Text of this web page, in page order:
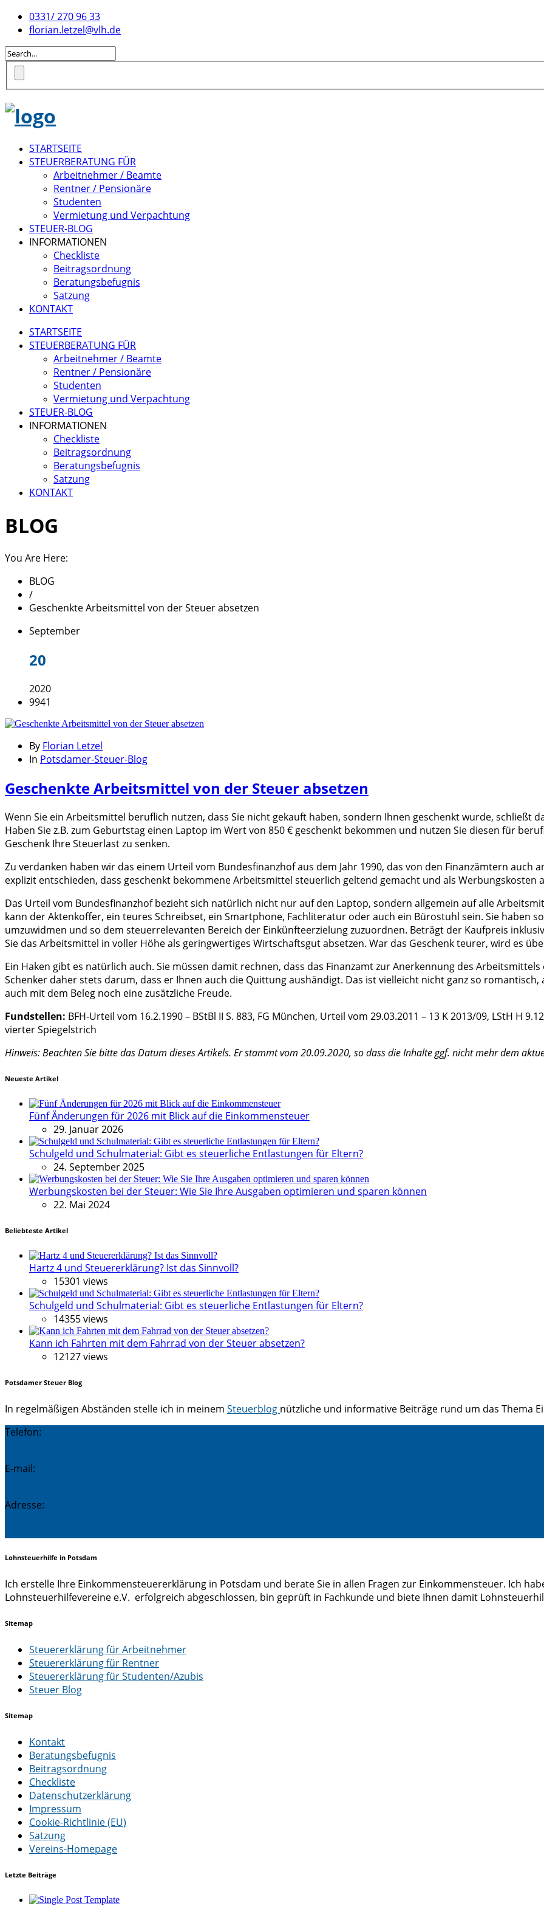
0331/ 270 96 33
florian.letzel@vlh.de
STARTSEITE
STEUERBERATUNG FÜR
Arbeitnehmer / Beamte
Rentner / Pensionäre
Studenten
Vermietung und Verpachtung
STEUER-BLOG
INFORMATIONEN
Checkliste
Beitragsordnung
Beratungsbefugnis
Satzung
KONTAKT
STARTSEITE
STEUERBERATUNG FÜR
Arbeitnehmer / Beamte
Rentner / Pensionäre
Studenten
Vermietung und Verpachtung
STEUER-BLOG
INFORMATIONEN
Checkliste
Beitragsordnung
Beratungsbefugnis
Satzung
KONTAKT
BLOG
You Are Here:
BLOG
/
Geschenkte Arbeitsmittel von der Steuer absetzen
September
20
2020
9941
By Florian Letzel
In Potsdamer-Steuer-Blog
Geschenkte Arbeitsmittel von der Steuer absetzen
Wenn Sie ein Arbeitsmittel beruflich nutzen, dass Sie nicht gekauft haben, sondern Ihnen geschenkt wurde, schließt
Haben Sie z.B. zum Geburtstag einen Laptop im Wert von 850 € geschenkt bekommen und nutzen Sie diesen für
Geschenk Ihre Steuerlast zu senken.
Zu verdanken haben wir das einem Urteil vom Bundesfinanzhof aus dem Jahr 1990, das von den Finanzämtern
explizit entschieden, dass geschenkt bekommene Arbeitsmittel steuerlich geltend gemacht und als Werbungskosten
Das Urteil vom Bundesfinanzhof bezieht sich natürlich nicht nur auf den Laptop, sondern allgemein auf alle
kann der Aktenkoffer, ein teures Schreibset, ein Smartphone, Fachliteratur oder auch ein Bürostuhl sein. Sie haben
umzuwidmen und so dem steuerrelevanten Bereich der Einkünfteerzielung zuzuordnen. Beträgt der Kaufpreis
Sie das Arbeitsmittel in voller Höhe als geringwertiges Wirtschaftsgut absetzen. War das Geschenk teurer, wird es
Ein Haken gibt es natürlich auch. Sie müssen damit rechnen, dass das Finanzamt zur Anerkennung des
Schenker daher stets darum, dass er Ihnen auch die Quittung aushändigt. Das ist vielleicht nicht ganz so
auch mit dem Beleg noch eine zusätzliche Freude.
Fundstellen: BFH-Urteil vom 16.2.1990 – BStBl II S. 883, FG München, Urteil vom 29.03.2011 – 13 K 2013/09, LStH H
vierter Spiegelstrich
Hinweis: Beachten Sie bitte das Datum dieses Artikels. Er stammt vom 20.09.2020, so dass die Inhalte ggf. nicht mehr dem
Neueste Artikel
Fünf Änderungen für 2026 mit Blick auf die Einkommensteuer
29. Januar 2026
Schulgeld und Schulmaterial: Gibt es steuerliche Entlastungen für Eltern?
24. September 2025
Werbungskosten bei der Steuer: Wie Sie Ihre Ausgaben optimieren und sparen können
22. Mai 2024
Beliebteste Artikel
Hartz 4 und Steuererklärung? Ist das Sinnvoll?
15301 views
Schulgeld und Schulmaterial: Gibt es steuerliche Entlastungen für Eltern?
14355 views
Kann ich Fahrten mit dem Fahrrad von der Steuer absetzen?
12127 views
Potsdamer Steuer Blog
In regelmäßigen Abständen stelle ich in meinem Steuerblog nützliche und informative Beiträge rund um das Thema
Telefon:
E-mail:
Adresse:
Lohnsteuerhilfe in Potsdam
Ich erstelle Ihre Einkommensteuererklärung in Potsdam und berate Sie in allen Fragen zur Einkommensteuer. Ich
Lohnsteuerhilfevereine e.V. erfolgreich abgeschlossen, bin geprüft in Fachkunde und biete Ihnen damit
Sitemap
Steuererklärung für Arbeitnehmer
Steuererklärung für Rentner
Steuererklärung für Studenten/Azubis
Steuer Blog
Sitemap
Kontakt
Beratungsbefugnis
Beitragsordnung
Checkliste
Datenschutzerklärung
Impressum
Cookie-Richtlinie (EU)
Satzung
Vereins-Homepage
Letzte Beiträge